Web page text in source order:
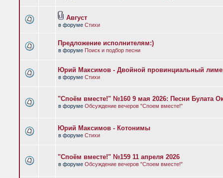
Август
в форуме Стихи
Предложение исполнителям:)
в форуме Поиск и подбор песни
Юрий Максимов - Двойной провинциальный
в форуме Стихи
"Споём вместе!" №160 9 мая 2026: Песни Булата
в форуме Обсуждение вечеров "Споем вместе!"
Юрий Максимов - Котонимы
в форуме Стихи
"Споём вместе!" №159 11 апреля 2026
в форуме Обсуждение вечеров "Споем вместе!"